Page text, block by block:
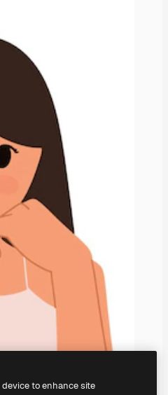
to enhance site